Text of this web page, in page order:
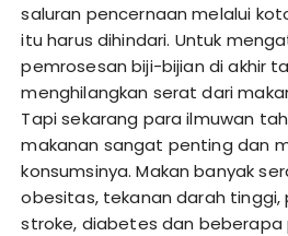
saluran pencernaan melalui
itu harus dihindari. Untuk
pemrosesan biji-bijian di akhir
menghilangkan serat dari
Tapi sekarang para ilmuwan
makanan sangat penting dan
konsumsinya. Makan banyak
obesitas, tekanan darah tinggi,
stroke, diabetes dan beberapa